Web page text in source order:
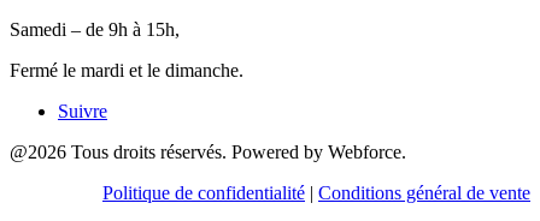
Samedi – de 9h à 15h,
Fermé le mardi et le dimanche.
Suivre
@2026 Tous droits réservés. Powered by Webforce.
Politique de confidentialité | Conditions général de vente